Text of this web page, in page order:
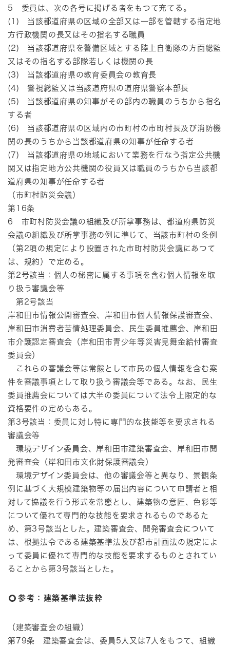
5 委員は、次の各号に掲げる者をもつて充てる。
(1) 当該都道府県の区域の全部又は一部を管轄する指定地
方行政機関の長又はその指名する職員
(2) 当該都道府県を警備区域とする陸上自衛隊の方面総監
又はその指名する部隊若しくは機関の長
(3) 当該都道府県の教育委員会の教育長
(4) 警視総監又は当該道府県の道府県警察本部長
(5) 当該都道府県の知事がその部内の職員のうちから指名
する者
(6) 当該都道府県の区域内の市町村の市町村長及び消防機
関の長のうちから当該都道府県の知事が任命する者
(7) 当該都道府県の地域において業務を行なう指定公共機
関又は指定地方公共機関の役員又は職員のうちから当該都
道府県の知事が任命する者
（市町村防災会議）
第16条
6 市町村防災会議の組織及び所掌事務は、都道府県防災
会議の組織及び所掌事務の例に準じて、当該市町村の条例
（第2項の規定により設置された市町村防災会議にあつて
は、規約）で定める。
第2号該当：個人の秘密に属する事項を含む個人情報を取
り扱う審議会等
第2号該当
岸和田市情報公開審査会、岸和田市個人情報保護審査会、
岸和田市消費者苦情処理委員会、民生委員推薦会、岸和田
市介護認定審査会（岸和田市青少年等災害見舞金給付審査
委員会）
これらの審議会等は常態として市民の個人情報を含む案
件を審議事項として取り扱う審議会等である。なお、民生
委員推薦会については大半の委員について法令上限定的な
資格要件の定めもある。
第3号該当：委員に対し特に専門的な技能等を要求される
審議会等
環境デザイン委員会、岸和田市建築審査会、岸和田市開
発審査会（岸和田市文化財保護審議会）
環境デザイン委員会は、他の審議会等と異なり、景観条
例に基づく大規模建築物等の届出内容について申請者と相
対して協議を行う形式を常態とし、建築物の意匠、色彩等
について優れて専門的な技能を要求されるものであるた
め、第3号該当とした。建築審査会、開発審査会について
は、根拠法令である建築基準法及び都市計画法の規定によ
って委員に優れて専門的な技能を要求するものとされてい
ることから第3号該当とした。
参考：建築基準法抜粋
（建築審査会の組織）
第79条 建築審査会は、委員5人又は7人をもつて、組織